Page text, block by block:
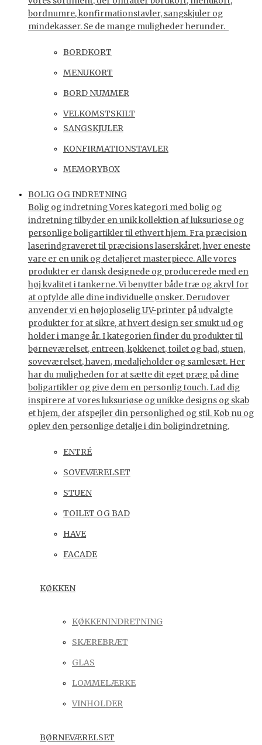
bordnumre, konfirmationstavler, sangskjuler og
mindekasser. Se de mange muligheder herunder.
BORDKORT
MENUKORT
BORD NUMMER
VELKOMSTSKILT
SANGSKJULER
KONFIRMATIONSTAVLER
MEMORYBOX
BOLIG OG INDRETNING
Bolig og indretning Vores kategori med bolig og
indretning tilbyder en unik kollektion af luksuriøse og
personlige boligartikler til ethvert hjem. Fra præcision
laserindgraveret til præcisions laserskåret, hver eneste
vare er en unik og detaljeret masterpiece. Alle vores
produkter er dansk designede og producerede med en
høj kvalitet i tankerne. Vi benytter både træ og akryl for
at opfylde alle dine individuelle ønsker. Derudover
anvender vi en højopløselig UV-printer på udvalgte
produkter for at sikre, at hvert design ser smukt ud og
holder i mange år. I kategorien finder du produkter til
børneværelset, entreen, køkkenet, toilet og bad, stuen,
soveværelset, haven, medaljeholder og samlesæt. Her
har du muligheden for at sætte dit eget præg på dine
boligartikler og give dem en personlig touch. Lad dig
inspirere af vores luksuriøse og unikke designs og skab
et hjem, der afspejler din personlighed og stil. Køb nu og
oplev den personlige detalje i din boligindretning.
ENTRÉ
SOVEVÆRELSET
STUEN
TOILET OG BAD
HAVE
FACADE
KØKKEN
KØKKENINDRETNING
SKÆREBRÆT
GLAS
LOMMELÆRKE
VINHOLDER
BØRNEVÆRELSET